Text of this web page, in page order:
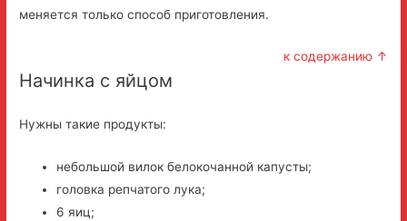
меняется только способ приготовления.
к содержанию ↑
Начинка с яйцом
Нужны такие продукты:
небольшой вилок белокочанной капусты;
головка репчатого лука;
6 яиц;